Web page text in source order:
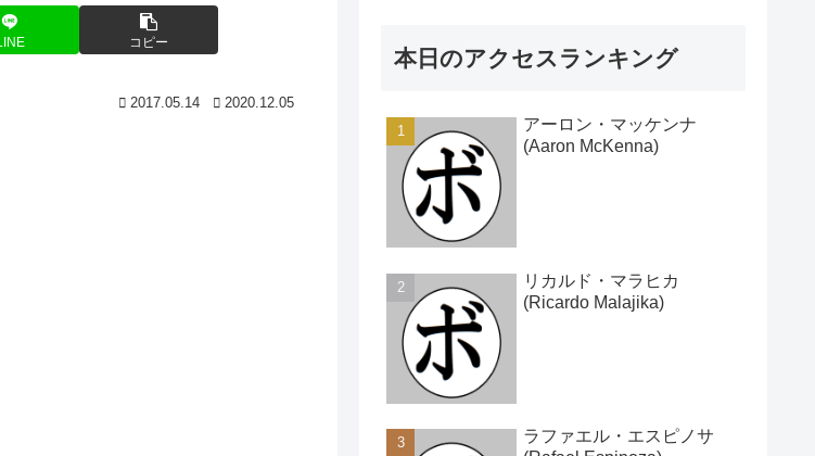
コピー
2017.05.14 2020.12.05
本日のアクセスランキング
アーロン・マッケンナ
(Aaron McKenna)
リカルド・マラヒカ
(Ricardo Malajika)
ラファエル・エスピノサ